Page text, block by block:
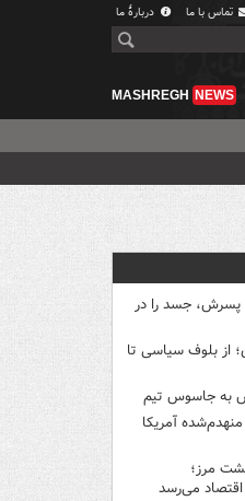
تماس با ما دربارهٔ ما
MASHREGH NEWS
جسد را در
از بلوف سیاسی تا
به جاسوس تیم
آمریکا
مرز؛
می‌رسد